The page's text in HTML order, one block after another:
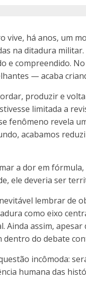
vive, há anos, um
na ditadura
e compreendido.
— acaba
produzir e
limitada a
fenômeno revela
acabamos
a dor em
ele deveria ser
lembrar de
como eixo
Ainda assim,
dentro do debate
incômoda:
humana das